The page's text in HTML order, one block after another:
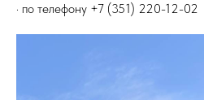
· по телефону +7 (351) 220-12-02